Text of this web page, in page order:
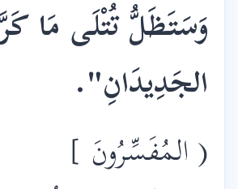
وَسَتَظَلُّ تُتْلَى مَا
الجَدِيدَانِ".
( المُفَسِّرُونَ ]